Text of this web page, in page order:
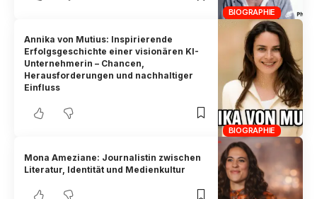
BIOGRAPHIE
BIOGRAPHIE
Annika von Mutius: Inspirierende
Erfolgsgeschichte einer visionären KI-
Unternehmerin – Chancen,
Herausforderungen und nachhaltiger
Einfluss
Mona Ameziane: Journalistin zwischen
Literatur, Identität und Medienkultur